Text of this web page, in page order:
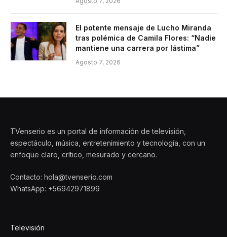
El potente mensaje de Lucho Miranda
tras polémica de Camila Flores: “Nadie
mantiene una carrera por lástima”
Agosto 7, 2026
TVenserio es un portal de información de televisión,
espectáculo, música, entretenimiento y tecnología, con un
enfoque claro, crítico, mesurado y cercano.
Contacto: hola@tvenserio.com
WhatsApp: +56942971899
Televisión